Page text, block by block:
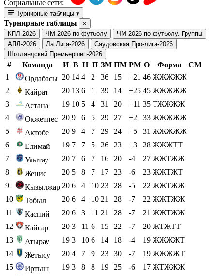
Социальные сети:
Турнирные таблицы ▾
Турнирные таблицы
×
КПЛ-2026
ЧМ-2026 по футболу
ЧМ-2026 по футболу. Группы
АПЛ-2026
Ла Лига-2026
Саудовская Про-лига-2026
Шотландский Премьершип-2026
# Команда И В Н П ЗМ ПМ РМ О Форма
СМ
1
Ордабасы 20 14 4 2 36 15 +21 46 ЖЖЖЖЖ
2
Кайрат 20 13 6 1 39 14 +25 45 ЖЖЖЖЖ
3
Астана 19 10 5 4 31 20 +11 35 ТЖЖЖЖ
4
Окжетпес 20 9 6 5 29 27 +2 33 ЖЖЖЖЖ
5
Актобе 20 9 4 7 29 24 +5 31 ЖЖЖЖЖ
6
Елимай 19 7 7 5 26 23 +3 28 ЖЖЖТТ
7
Улытау 20 7 6 7 16 20 -4 27 ЖЖТЖЖ
8
Женис 20 5 8 7 17 23 -6 23 ЖЖТЖТ
9
Кызылжар 20 6 4 10 23 28 -5 22 ЖЖТЖЖ
10
Тобыл 20 6 4 10 21 28 -7 22 ЖЖТЖЖ
11
Каспий 20 6 3 11 21 28 -7 21 ЖЖТЖЖ
12
Кайсар 20 3 11 6 15 22 -7 20 ЖТЖТТ
13
Атырау 19 3 10 6 14 18 -4 19 ЖЖЖЖТ
14
Жетысу 20 4 7 9 23 30 -7 19 ЖЖЖЖТ
15
Иртыш 19 3 8 8 19 25 -6 17 ЖТЖЖЖ